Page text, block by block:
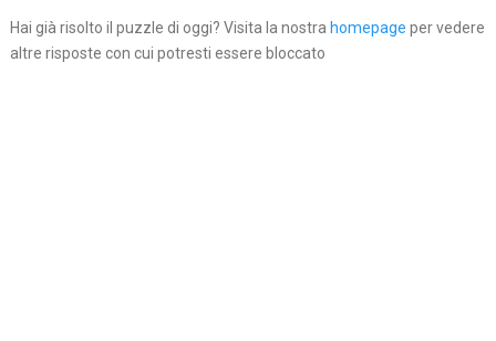
Hai già risolto il puzzle di oggi? Visita la nostra homepage per vedere
altre risposte con cui potresti essere bloccato